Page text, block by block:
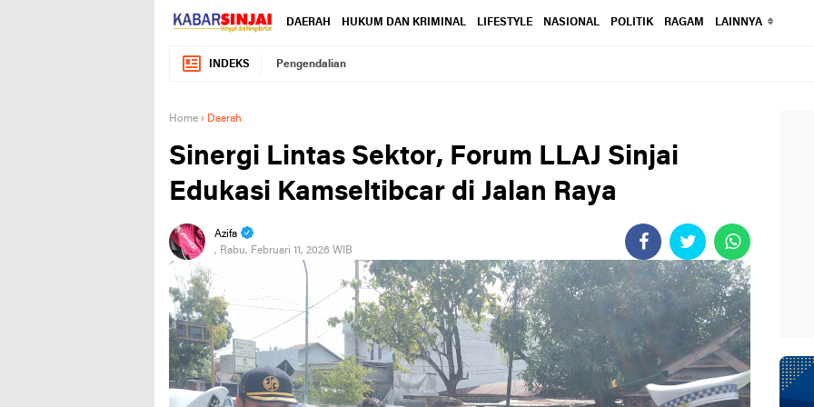
DAERAH HUKUM DAN KRIMINAL LIFESTYLE NASIONAL POLITIK RAGAM LAINNYA
INDEKS Pengendalian
Home › Daerah
Sinergi Lintas Sektor, Forum LLAJ Sinjai
Edukasi Kamseltibcar di Jalan Raya
Azifa
, Rabu, Februari 11, 2026 WIB